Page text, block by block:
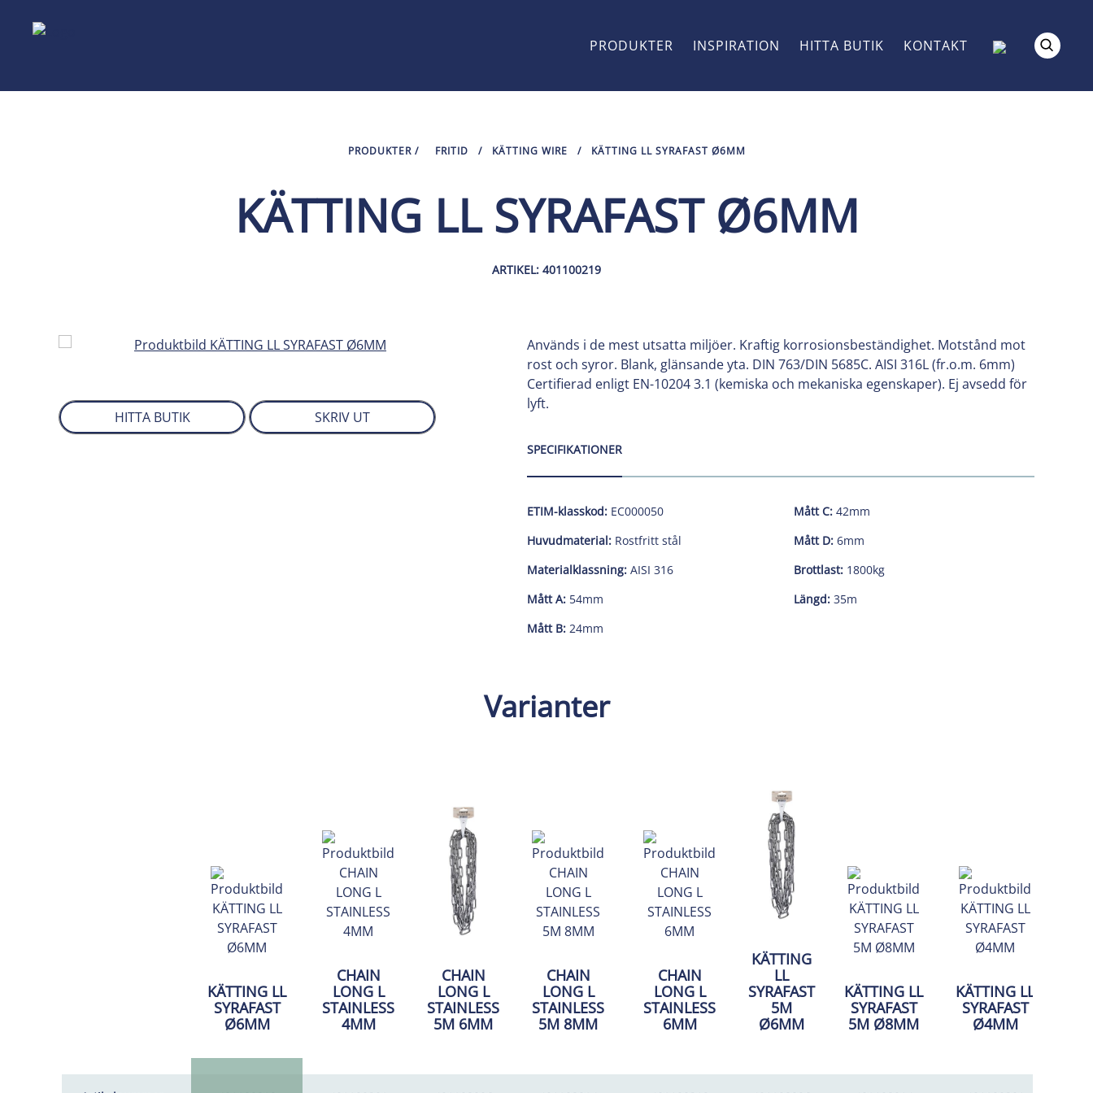
PRODUKTER INSPIRATION HITTA BUTIK KONTAKT
PRODUKTER/ FRITID / KÄTTING WIRE / KÄTTING LL SYRAFAST Ø6MM
KÄTTING LL SYRAFAST Ø6MM
ARTIKEL: 401100219
HITTA BUTIK SKRIV UT
Används i de mest utsatta miljöer. Kraftig korrosionsbeständighet. Motstånd mot
rost och syror. Blank, glänsande yta. DIN 763/DIN 5685C. AISI 316L (fr.o.m. 6mm)
Certifierad enligt EN-10204 3.1 (kemiska och mekaniska egenskaper). Ej avsedd för
lyft.
SPECIFIKATIONER
ETIM-klasskod: EC000050
Huvudmaterial: Rostfritt stål
Materialklassning: AISI 316
Mått A: 54mm
Mått B: 24mm
Mått C: 42mm
Mått D: 6mm
Brottlast: 1800kg
Längd: 35m
Varianter
KÄTTING LL
SYRAFAST
Ø6MM
CHAIN
LONG L
STAINLESS
4MM
CHAIN
LONG L
STAINLESS
5M 6MM
CHAIN
LONG L
STAINLESS
5M 8MM
CHAIN
LONG L
STAINLESS
6MM
KÄTTING
LL
SYRAFAST
5M
Ø6MM
KÄTTING LL
SYRAFAST
5M Ø8MM
KÄTTING LL
SYRAFAST
Ø4MM